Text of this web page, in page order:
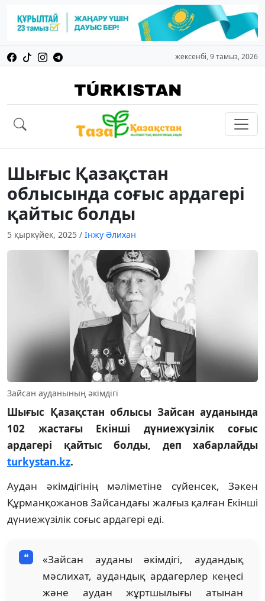
жексенбі, 9 тамыз, 2026
Шығыс Қазақстан
облысында соғыс ардагері
қайтыс болды
5 қыркүйек, 2025 / Інжу Әлихан
Зайсан ауданының әкімдігі
Шығыс Қазақстан облысы Зайсан ауданында
102 жастағы Екінші дүниежүзілік соғыс
ардагері қайтыс болды, деп хабарлайды
turkystan.kz.
Аудан әкімдігінің мәліметіне сүйенсек, Зәкен
Құрманқожанов Зайсандағы жалғыз қалған Екінші
дүниежүзілік соғыс ардагері еді.
«Зайсан ауданы әкімдігі, аудандық
мәслихат, аудандық ардагерлер кеңесі
және аудан жұртшылығы атынан